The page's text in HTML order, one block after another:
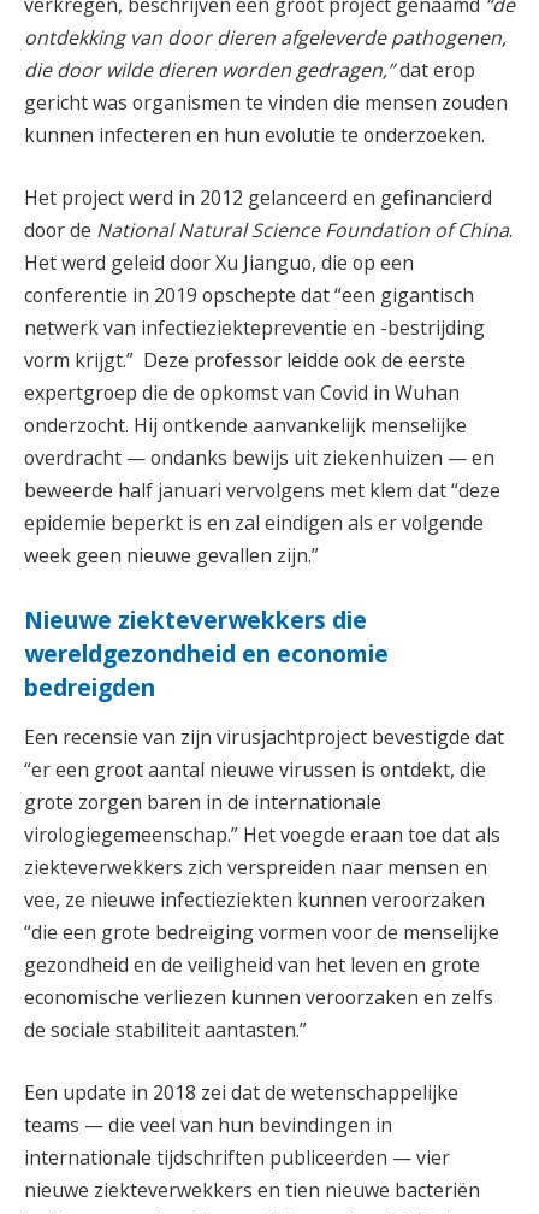
ontdekking van door dieren afgeleverde pathogenen,
die door wilde dieren worden gedragen,”dat erop
gericht was organismen te vinden die mensen zouden
kunnen infecteren en hun evolutie te onderzoeken.
Het project werd in 2012 gelanceerd en gefinancierd
door de National Natural Science Foundation of China.
Het werd geleid door Xu Jianguo, die op een
conferentie in 2019 opschepte dat “een gigantisch
netwerk van infectieziektepreventie en -bestrijding
vorm krijgt.” Deze professor leidde ook de eerste
expertgroep die de opkomst van Covid in Wuhan
onderzocht. Hij ontkende aanvankelijk menselijke
overdracht — ondanks bewijs uit ziekenhuizen — en
beweerde half januari vervolgens met klem dat “deze
epidemie beperkt is en zal eindigen als er volgende
week geen nieuwe gevallen zijn.”
Nieuwe ziekteverwekkers die
wereldgezondheid en economie
bedreigden
Een recensie van zijn virusjachtproject bevestigde dat
“er een groot aantal nieuwe virussen is ontdekt, die
grote zorgen baren in de internationale
virologiegemeenschap.” Het voegde eraan toe dat als
ziekteverwekkers zich verspreiden naar mensen en
vee, ze nieuwe infectieziekten kunnen veroorzaken
“die een grote bedreiging vormen voor de menselijke
gezondheid en de veiligheid van het leven en grote
economische verliezen kunnen veroorzaken en zelfs
de sociale stabiliteit aantasten.”
Een update in 2018 zei dat de wetenschappelijke
teams — die veel van hun bevindingen in
internationale tijdschriften publiceerden — vier
nieuwe ziekteverwekkers en tien nieuwe bacteriën